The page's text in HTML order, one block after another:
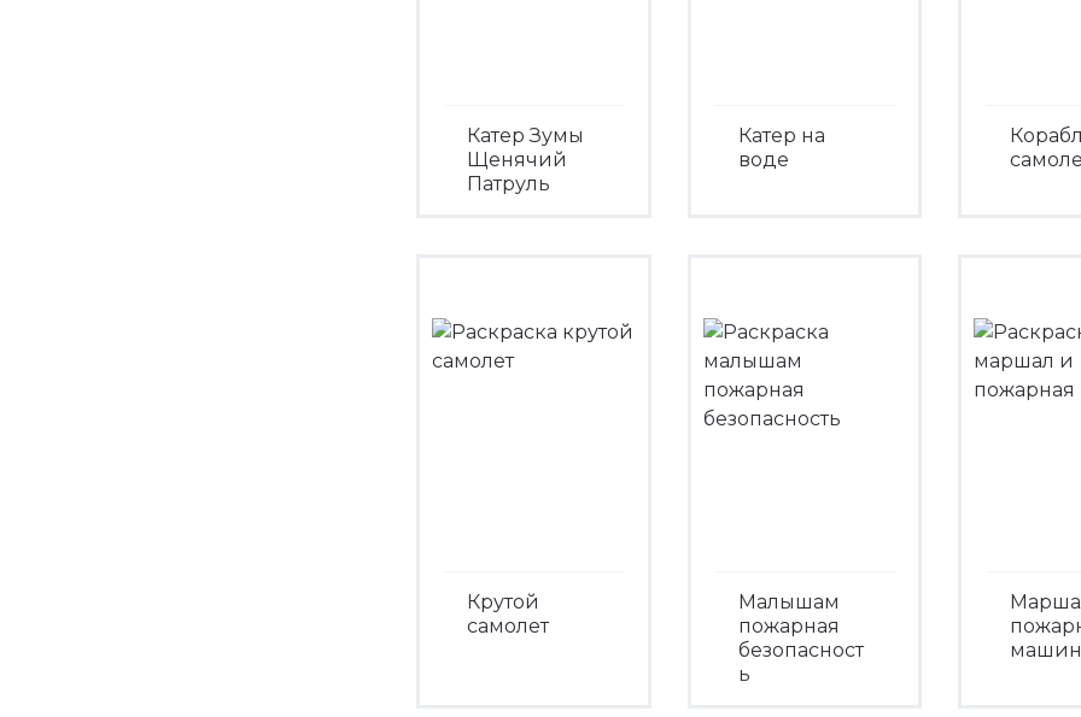
Катер Зумы
Щенячий
Патруль
Катер на
воде
Крутой
самолет
Малышам
пожарная
безопасност
ь